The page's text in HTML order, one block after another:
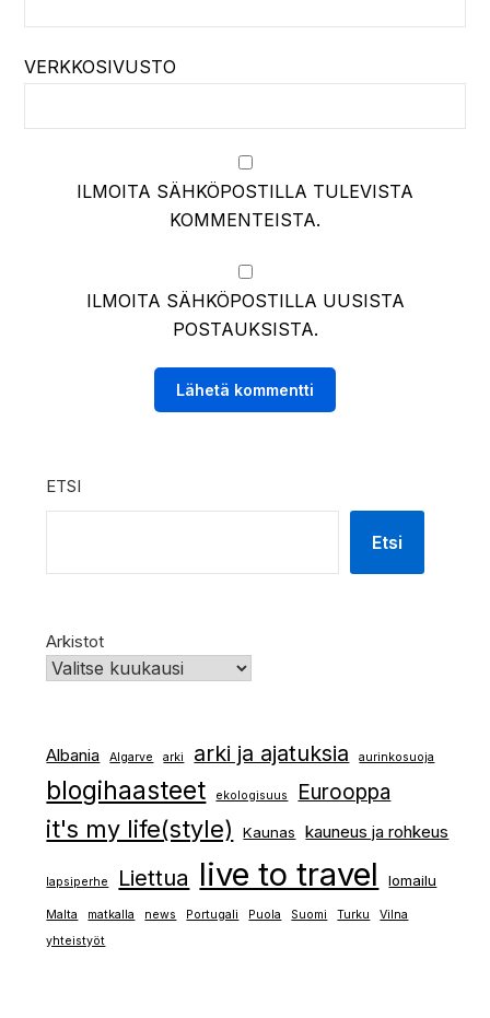
VERKKOSIVUSTO
ILMOITA SÄHKÖPOSTILLA TULEVISTA
KOMMENTEISTA.
ILMOITA SÄHKÖPOSTILLA UUSISTA
POSTAUKSISTA.
ETSI
Etsi
Arkistot
Albania Algarve arki arki ja ajatuksia aurinkosuoja
blogihaasteet ekologisuus Eurooppa
it's my life(style) Kaunas kauneus ja rohkeus
lapsiperhe Liettua live to travel lomailu
Malta matkalla news Portugali Puola Suomi Turku
Vilna
yhteistyöt